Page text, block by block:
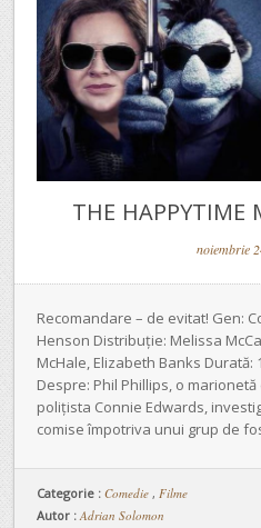
THE HAPPYTIME
noiembrie
Recomandare – de evitat! Gen:
Henson Distribuție: Melissa
McHale, Elizabeth Banks Durată:
Despre: Phil Phillips, o
polițista Connie Edwards,
comise împotriva unui grup de
Categorie : Comedie , Filme
Autor : Adrian Solomon